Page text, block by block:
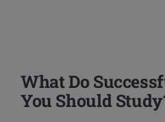
What Do
You Should